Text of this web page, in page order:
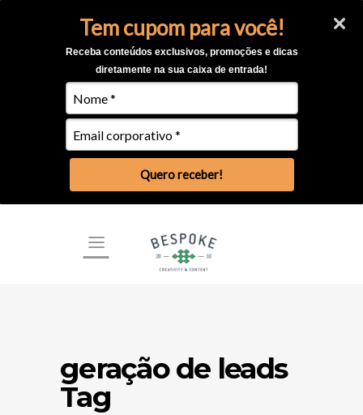
Tem cupom para você!
Receba conteúdos exclusivos, promoções e dicas
diretamente na sua caixa de entrada!
Quero receber!
geração de leads
Tag